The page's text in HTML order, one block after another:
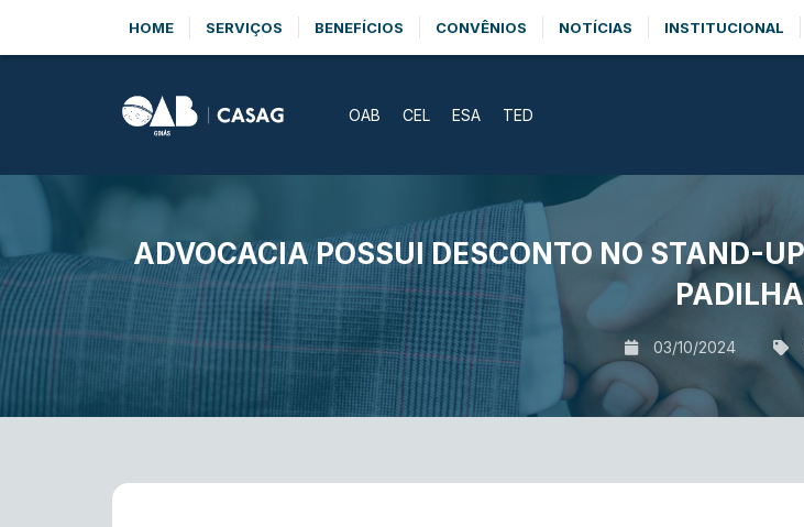
HOME SERVIÇOS BENEFÍCIOS CONVÊNIOS NOTÍCIAS INSTITUCIONAL
OAB CEL ESA TED
ADVOCACIA POSSUI DESCONTO NO STAND-
PADILHA
03/10/2024